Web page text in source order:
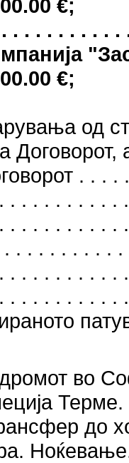
€;
. . . . . . . . .
€;
од
. . .
. . . . . . . . .
. . . . . . . . .
. . . . . . . . .
. . . . . . . . .
. . . . . . . . . .
во
до